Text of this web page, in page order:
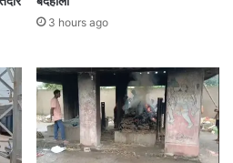
की बैठक ली थी। बैठक में
करने, आदतन अपराधियों पर
से आए लोगों की जांच करने
के इस निर्देश के बाद देर रात
को अलग-अलग थानाक्षेत्र
3 hours ago